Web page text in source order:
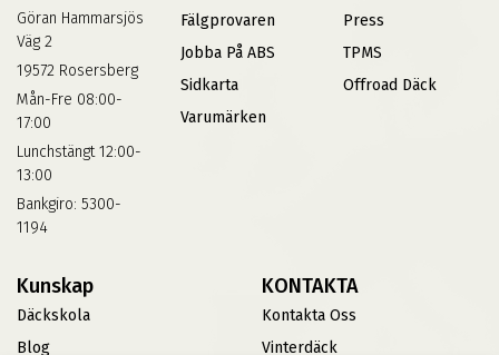
Göran Hammarsjös
Väg 2
19572 Rosersberg
Mån-Fre 08:00-
17:00
Lunchstängt 12:00-
13:00
Bankgiro: 5300-
1194
Fälgprovaren
Jobba På ABS
Sidkarta
Varumärken
Press
TPMS
Offroad Däck
Kunskap
Däckskola
Blog
KONTAKTA
Kontakta Oss
Vinterdäck